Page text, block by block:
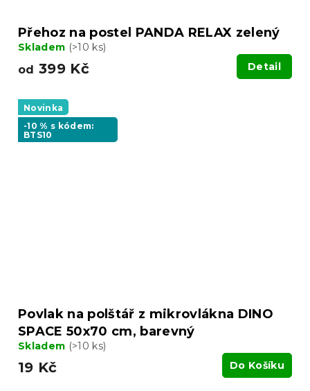
Přehoz na postel PANDA RELAX zelený
Skladem (>10 ks)
od 399 Kč Detail
Novinka
-10 % s kódem:
BTS10
Povlak na polštář z mikrovlákna DINO
SPACE 50x70 cm, barevný
Skladem (>10 ks)
19 Kč Do Košíku